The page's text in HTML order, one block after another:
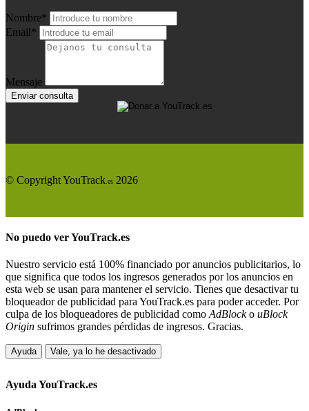
Nombre*
Email*
Mensaje
Enviar consulta
© Copyright YouTrack .es 2026
No puedo verYouTrack.es
Nuestro servicio está 100% financiado por anuncios publicitarios, lo
que significa que todos los ingresos generados por los anuncios en
esta web se usan para mantener el servicio. Tienes que desactivar tu
bloqueador de publicidad para YouTrack.es para poder acceder. Por
culpa de los bloqueadores de publicidad como AdBlocko uBlock
Origin sufrimos grandes pérdidas de ingresos. Gracias.
Ayuda Vale, ya lo he desactivado
Ayuda YouTrack.es